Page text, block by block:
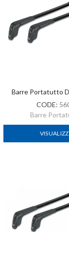
Barre Portatutto
CODE:
Barre